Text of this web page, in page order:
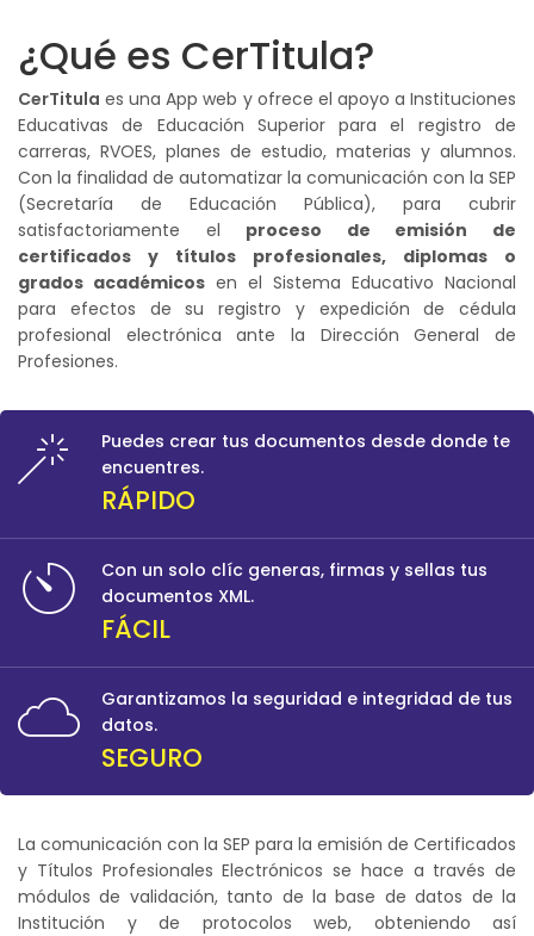
¿Qué es CerTitula?
CerTitula es una App web y ofrece el apoyo a Instituciones
Educativas de Educación Superior para el registro de
carreras, RVOES, planes de estudio, materias y alumnos.
Con la finalidad de automatizar la comunicación con la SEP
(Secretaría de Educación Pública), para cubrir
satisfactoriamente el proceso de emisión de
certificados y títulos profesionales, diplomas o
grados académicos en el Sistema Educativo Nacional
para efectos de su registro y expedición de cédula
profesional electrónica ante la Dirección General de
Profesiones.
Puedes crear tus documentos desde donde te
encuentres.
RÁPIDO
Con un solo clíc generas, firmas y sellas tus
documentos XML.
FÁCIL
Garantizamos la seguridad e integridad de tus
datos.
SEGURO
La comunicación con la SEP para la emisión de Certificados
y Títulos Profesionales Electrónicos se hace a través de
módulos de validación, tanto de la base de datos de la
Institución y de protocolos web, obteniendo así